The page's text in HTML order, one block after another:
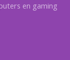
en gaming